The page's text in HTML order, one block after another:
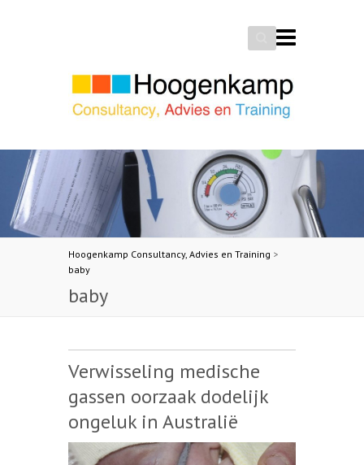
Search
Hoogenkamp Consultancy, Advies en Training >
baby
baby
Verwisseling medische
gassen oorzaak dodelijk
ongeluk in Australië